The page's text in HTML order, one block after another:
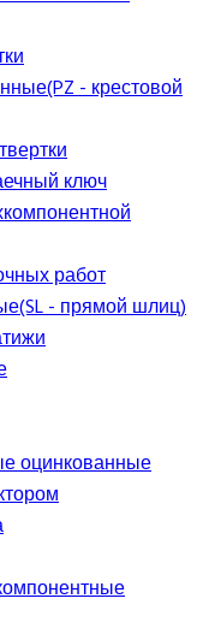
- крестовой
ключ
работ
- прямой шлиц)
оцинкованные